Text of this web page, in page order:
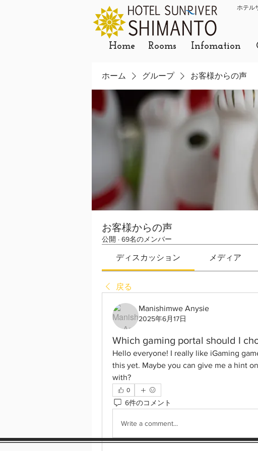
ホテル
Home Rooms Infomation
ホーム グループ お客様からの声
お客様からの声
公開 · 69名のメンバー
ディスカッション メディア
戻る
Manishimwe Anysie
2025年6月17日
Which gaming portal should I
Hello everyone! I really like iGaming
this yet. Maybe you can give me a hint
with?
0
6件のコメント
Write a comment...